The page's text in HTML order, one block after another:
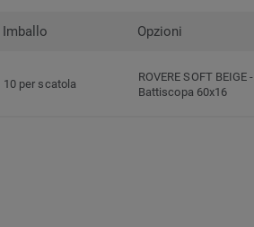
Imballo Opzioni
10 per scatola
ROVERE SOFT BEIGE-
Battiscopa 60x16